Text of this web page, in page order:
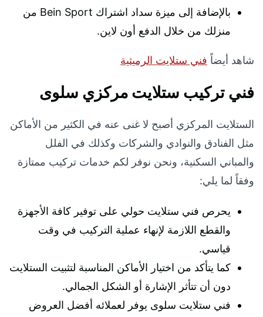
بالإضافة إلى ميزة سداد اشتراك Bein Sport من
منزلك من خلال الدفع أون لاين.
شاهد أيضاً فني ستلايت الرميثية
فني تركيب ستلايت مركزي سلوى
الستلايت المركزي أصبح لا غنى عنه في الكثير من الأماكن
مثل الفنادق والنوادي والشركات وكذلك في الفلل
والمباني السكنية، ونحن نوفر لكم خدمات تركيب ممتازة
وفقاً لما يلي:
يحرص فني ستلايت حولي على توفير كافة الأجهزة
والقطع اللازمة لإنهاء عملية التركيب في وقت
قياسي.
كما يتأكد من اختيار الأماكن المناسبة لتثبيت الستلايت
دون أن تتأثر الإشارة أو الشكل الجمالي.
فني ستلايت سلوى يوفر لعملائه أفضل العروض